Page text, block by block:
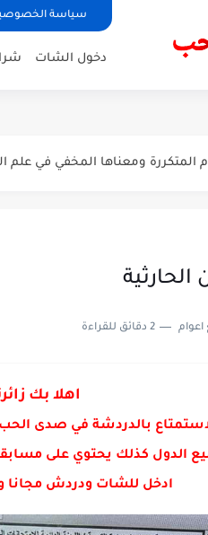
سياسة
دخول الشات
المتكررة ومعناها المخفي في علم
مهدئة لتخفيف أعراض القولون
الحارثية
2 دقائق للقراءة
اهلا بك
بالدردشة في صدى
الدول كذلك يحتوي على
ادخل للشات ودردش